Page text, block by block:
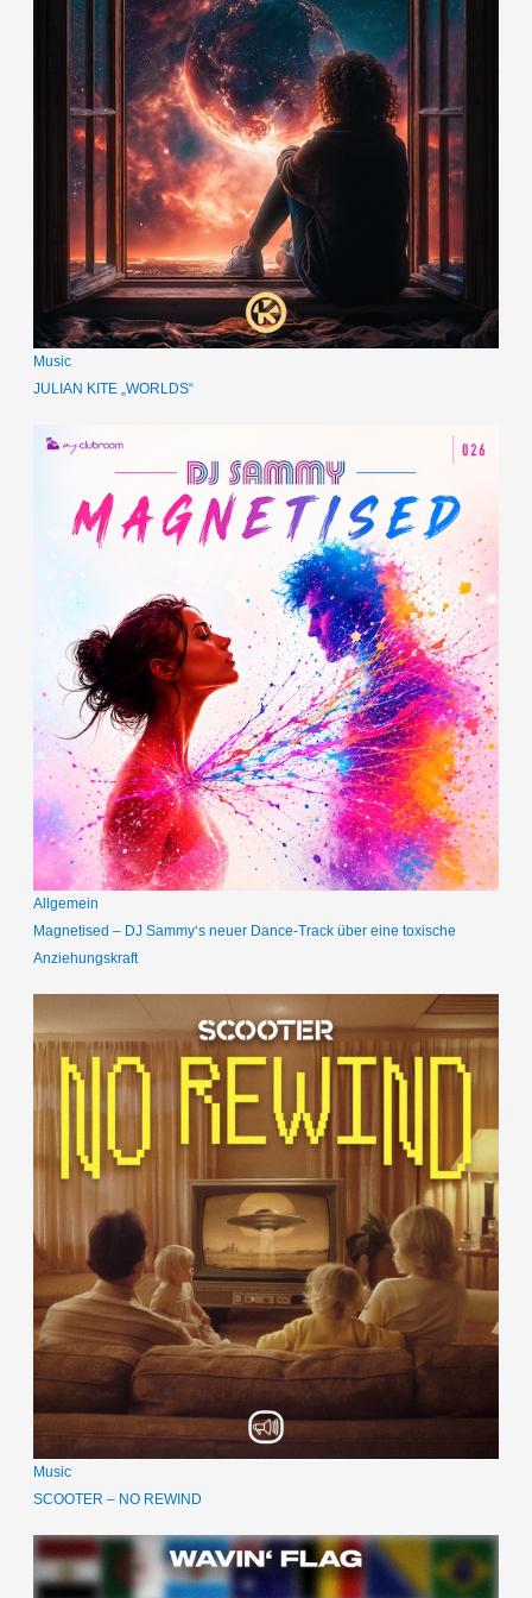
Music
JULIAN KITE „WORLDS“
Allgemein
Magnetised – DJ Sammy‘s neuer Dance-Track über eine toxische
Anziehungskraft
Music
SCOOTER – NO REWIND